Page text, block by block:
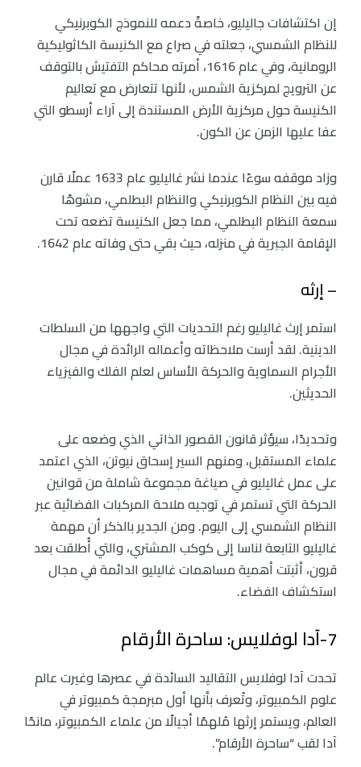
إن اكتشافات جاليليو، خاصةً دعمه للنموذج الكوبرنيكي
للنظام الشمسي، جعلته في صراع مع الكنيسة الكاثوليكية
الرومانية، وفي عام 1616، أمرته محاكم التفتيش بالتوقف
عن الترويج لمركزية الشمس، لأنها تتعارض مع تعاليم
الكنيسة حول مركزية الأرض المستندة إلى آراء أرسطو التي
عفا عليها الزمن عن الكون.
وزاد موقفه سوءًا عندما نشر غاليليو عام 1633 عملًا قارن
فيه بين النظام الكوبرنيكي والنظام البطلمي، مشوهًا
سمعة النظام البطلمي، مما جعل الكنيسة تضعه تحت
الإقامة الجبرية في منزله، حيث بقي حتى وفاته عام 1642.
– إرثه
استمر إرث غاليليو رغم التحديات التي واجهها من السلطات
الدينية. لقد أرست ملاحظاته وأعماله الرائدة في مجال
الأجرام السماوية والحركة الأساس لعلم الفلك والفيزياء
الحديثين.
وتحديدًا، سيؤثر قانون القصور الذاتي الذي وضعه على
علماء المستقبل، ومنهم السير إسحاق نيوتن، الذي اعتمد
على عمل غاليليو في صياغة مجموعة شاملة من قوانين
الحركة التي تستمر في توجيه ملاحة المركبات الفضائية عبر
النظام الشمسي إلى اليوم. ومن الجدير بالذكر أن مهمة
غاليليو التابعة لناسا إلى كوكب المشتري، والتي أُطلقت بعد
قرون، أثبتت أهمية مساهمات غاليليو الدائمة في مجال
استكشاف الفضاء.
7-آدا لوفلايس: ساحرة الأرقام
تحدت آدا لوفلايس التقاليد السائدة في عصرها وغيرت عالم
علوم الكمبيوتر، وتُعرف بأنها أول مبرمجة كمبيوتر في
العالم، ويستمر إرثها مُلهمًا أجيالًا من علماء الكمبيوتر، مانحًا
آدا لقب “ساحرة الأرقام”.